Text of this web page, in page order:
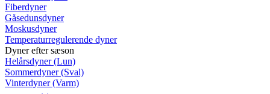
Fiberdyner
Gåsedunsdyner
Moskusdyner
Temperaturregulerende dyner
Dyner efter sæson
Helårsdyner (Lun)
Sommerdyner (Sval)
Vinterdyner (Varm)